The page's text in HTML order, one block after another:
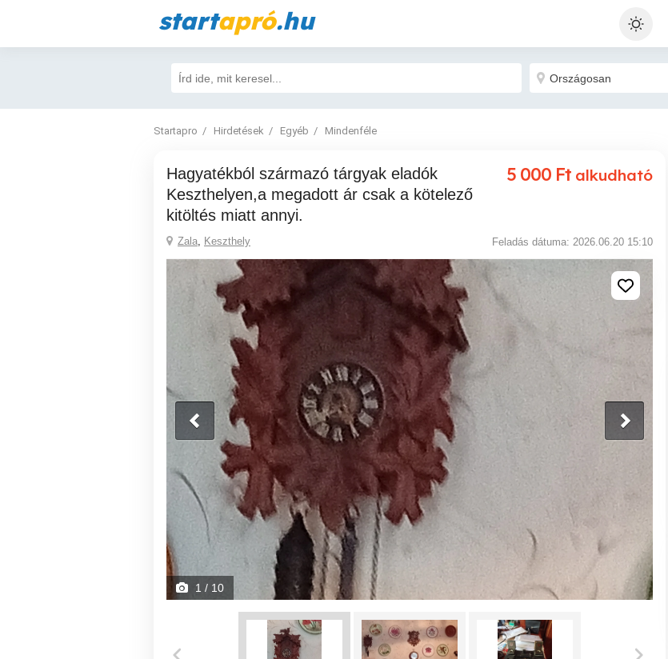
startapró.hu
Startapro Hirdetések Egyéb Mindenféle
Hagyatékból származó tárgyak eladók
Keszthelyen,a megadott ár csak a kötelező
kitöltés miatt annyi.
5 000 Ft alkudható
Zala, Keszthely Feladás dátuma: 2026.06.20 15:10
1 / 10